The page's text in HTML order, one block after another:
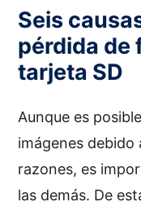
Seis
pérdida de
tarjeta SD
Aunque es
imágenes debido
razones, es
las demás. De